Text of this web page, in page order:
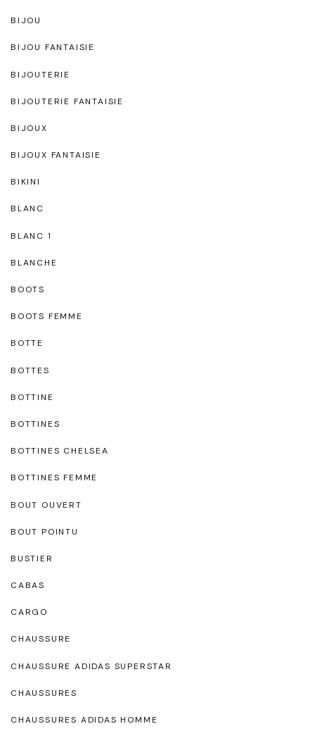
BIJOU
BIJOU FANTAISIE
BIJOUTERIE
BIJOUTERIE FANTAISIE
BIJOUX
BIJOUX FANTAISIE
BIKINI
BLANC
BLANC 1
BLANCHE
BOOTS
BOOTS FEMME
BOTTE
BOTTES
BOTTINE
BOTTINES
BOTTINES CHELSEA
BOTTINES FEMME
BOUT OUVERT
BOUT POINTU
BUSTIER
CABAS
CARGO
CHAUSSURE
CHAUSSURE ADIDAS SUPERSTAR
CHAUSSURES
CHAUSSURES ADIDAS HOMME